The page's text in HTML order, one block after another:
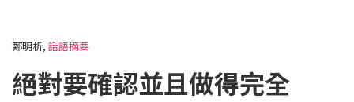
鄭明析, 話語摘要
絕對要確認並且做得完全